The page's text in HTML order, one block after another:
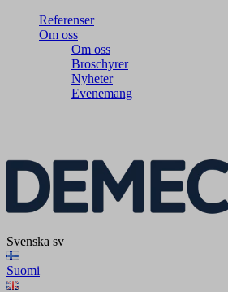
Referenser
Om oss
Om oss
Broschyrer
Nyheter
Evenemang
Svenska sv
Suomi